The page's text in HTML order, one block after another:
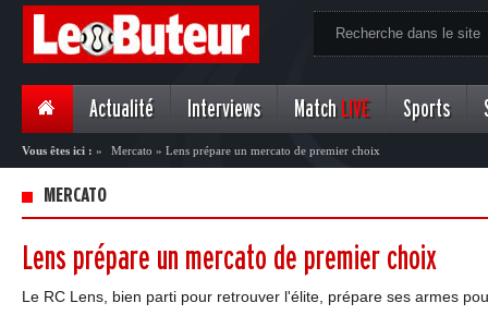
Actualité Interviews Match LIVE Sports
Vous êtes ici : » Mercato » Lens prépare un mercato de premier choix
MERCATO
Lens prépare un mercato de premier choix
Le RC Lens, bien parti pour retrouver l'élite, prépare ses armes